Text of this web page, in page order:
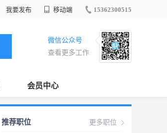
我要发布 移动端 15362300515
微信公众号
查看更多工作
会员中心
更多职位
推荐职位